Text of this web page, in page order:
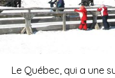
Le Québec, qui a une